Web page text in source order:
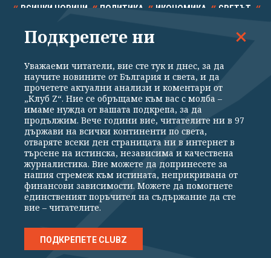
ВСИЧКИ НОВИНИ ПОЛИТИКА ИКОНОМИКА СВЕТЪТ
СПОРТ КУЛТУРА ТЕХНОЛОГИИ КАЛЕЙДОСКОП
Общи условия
Политика за поверителност
Реклама
Партньори Контакти
За Клуб Z
Екип
Подкрепете ни
Издател на www.clubz.bg е „Клуб Зебра Медия“ ЕООД, София, ул. "Алеко
Константинов" 3. Всички права запазени 2026 „Клуб Зебра Медия“
Препечатването на материали, снимки и видео от www.clubz.bg без
разрешение ще бъде преследвано по съдебен път, съгласно
ОБЩИТЕ УСЛОВИЯ
Подкрепете ни
Уважаеми читатели, вие сте тук и днес, за да
научите новините от България и света, и да
прочетете актуални анализи и коментари от
„Клуб Z“. Ние се обръщаме към вас с молба –
имаме нужда от вашата подкрепа, за да
продължим. Вече години вие, читателите ни в 97
държави на всички континенти по света,
отваряте всеки ден страницата ни в интернет в
търсене на истинска, независима и качествена
журналистика. Вие можете да допринесете за
нашия стремеж към истината, неприкривана от
финансови зависимости. Можете да помогнете
единственият поръчител на съдържание да сте
вие – читателите.
ПОДКРЕПЕТЕ CLUBZ